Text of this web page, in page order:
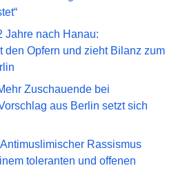
Jahre nach Hanau:
den Opfern und zieht Bilanz zum
Zuschauende bei
aus Berlin setzt sich
Rassismus
toleranten und offenen